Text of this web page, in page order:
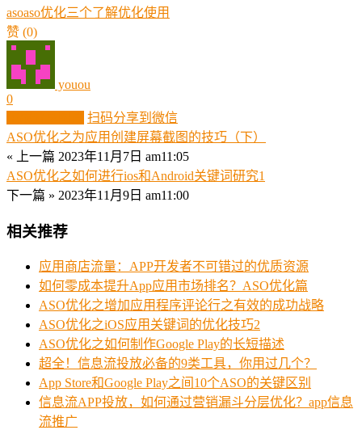
asoaso优化三个了解优化使用
赞 (0)
youou
0
扫码分享到微信
ASO优化之为应用创建屏幕截图的技巧（下）
« 上一篇 2023年11月7日 am11:05
ASO优化之如何进行ios和Android关键词研究1
下一篇 » 2023年11月9日 am11:00
相关推荐
应用商店流量：APP开发者不可错过的优质资源
如何零成本提升App应用市场排名？ASO优化篇
ASO优化之增加应用程序评论行之有效的成功战略
ASO优化之iOS应用关键词的优化技巧2
ASO优化之如何制作Google Play的长短描述
超全！信息流投放必备的9类工具，你用过几个？
App Store和Google Play之间10个ASO的关键区别
信息流APP投放，如何通过营销漏斗分层优化？app信息
流推广